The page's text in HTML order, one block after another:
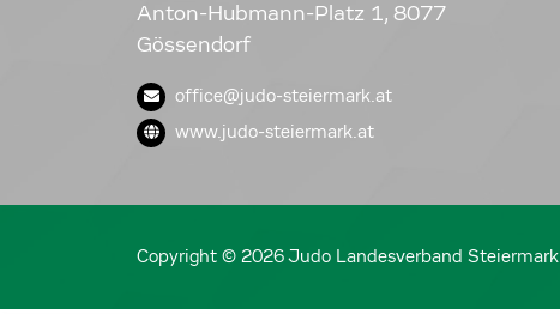
Anton-Hubmann-Platz 1, 8077
Gössendorf
office@judo-steiermark.at
www.judo-steiermark.at
Copyright © 2026 Judo Landesverband Steiermark